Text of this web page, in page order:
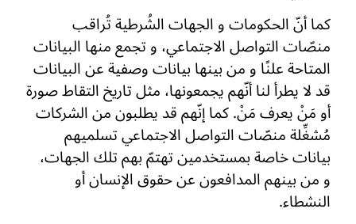
كما أنّ الحكومات و الجهات الشُرطية تُراقب
منصّات التواصل الاجتماعي، و تجمع منها البيانات
المتاحة علنًا و من بينها بيانات وصفية عن البيانات
قد لا يطرأ لنا أنّهم يجمعونها، مثل تاريخ التقاط صورة
أو مَنْ يعرف مَنْ. كما إنّهم قد يطلبون من الشركات
مُشغِّلة منصّات التواصل الاجتماعي تسلميهم
بيانات خاصة بمستخدمين تهتمّ بهم تلك الجهات،
و من بينهم المدافعون عن حقوق الإنسان أو
النشطاء.